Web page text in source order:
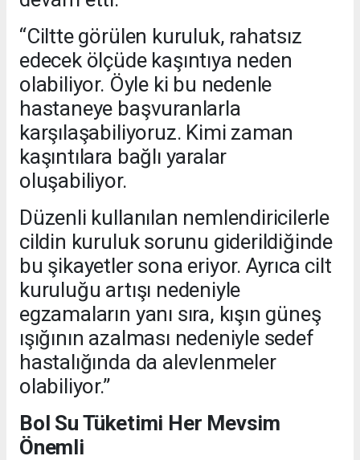
“Ciltte görülen kuruluk, rahatsız
edecek ölçüde kaşıntıya neden
olabiliyor. Öyle ki bu nedenle
hastaneye başvuranlarla
karşılaşabiliyoruz. Kimi zaman
kaşıntılara bağlı yaralar
oluşabiliyor.
Düzenli kullanılan nemlendiricilerle
cildin kuruluk sorunu giderildiğinde
bu şikayetler sona eriyor. Ayrıca cilt
kuruluğu artışı nedeniyle
egzamaların yanı sıra, kışın güneş
ışığının azalması nedeniyle sedef
hastalığında da alevlenmeler
olabiliyor.”
Bol Su Tüketimi Her Mevsim
Önemli